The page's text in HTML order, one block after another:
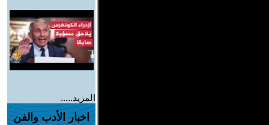
المزيد.....
اخبار الأدب والفن